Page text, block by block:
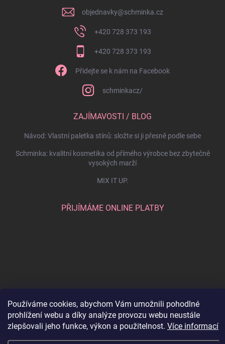
Používáme cookies, abychom Vám umožnili pohodlné
prohlížení webu a díky analýze provozu webu neustále
zlepšovali jeho funkce, výkon a použitelnost. Více informací
objednavky@schminka.cz
+420 728 373 193
+420 728 373 193
Přidejte se k nám na Facebook
schminkacz/
ZAJÍMAVOSTI / BLOG
Návod: Vlastní paletka stínů: složte si ji přesně podle sebe
Schminka: kvalitní kosmetika od přímého výrobce bez zbytečně
vysokých marží
MIX IT UP.
PŘIJÍMÁME ONLINE PLATBY
Copyright 2026SCHMINKA . Všechna práva vyhrazena. Upravit nastavení
cookies